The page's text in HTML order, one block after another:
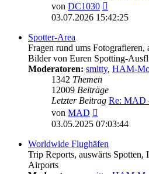
von DC1030
Beitrag
03.07.2026 15:42:25
Spotter-Area
Fragen rund ums Fotografieren,
Bilder von Euren Spotting-
Moderatoren: smitty, HAM-
1342 Themen
12009 Beiträge
Letzter Beitrag Re: MAD
von MAD
Beitrag
03.05.2025 07:03:44
Worldwide Flughäfen
Trip Reports, auswärts Spotten,
Airports